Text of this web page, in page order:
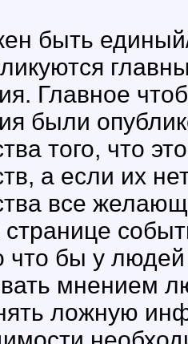
быть
Главное
были
того, что
а если их
все
странице
что бы у
мнением
ложную